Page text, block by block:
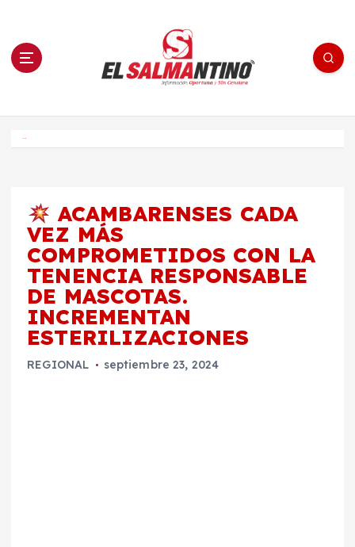
n El Salmantino - medios/noticias/editorial
ACAMBARENSES CADA
VEZ MÁS
COMPROMETIDOS CON LA
TENENCIA RESPONSABLE
DE MASCOTAS.
INCREMENTAN
ESTERILIZACIONES
REGIONAL septiembre 23, 2024